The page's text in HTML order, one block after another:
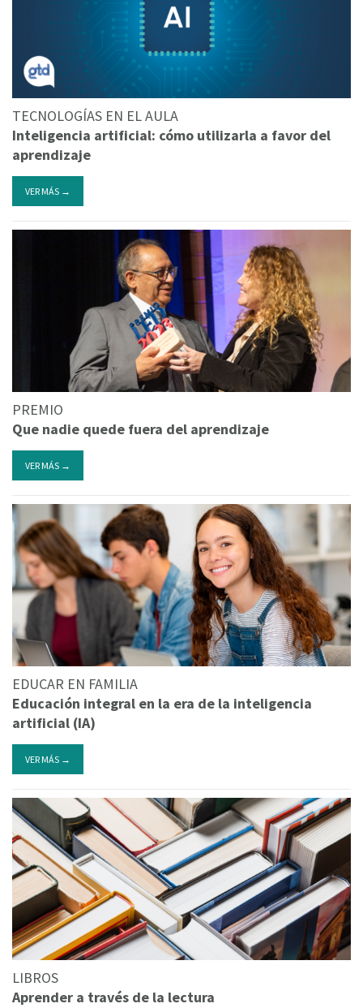
TECNOLOGÍAS EN EL AULA
Inteligencia artificial: cómo utilizarla a favor del
aprendizaje
VER MÁS →
PREMIO
Que nadie quede fuera del aprendizaje
VER MÁS →
EDUCAR EN FAMILIA
Educación integral en la era de la inteligencia
artificial (IA)
VER MÁS →
LIBROS
Aprender a través de la lectura